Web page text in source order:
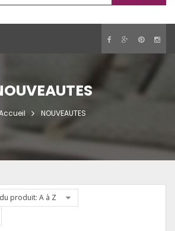
NOUVEAUTES
produit: A à Z